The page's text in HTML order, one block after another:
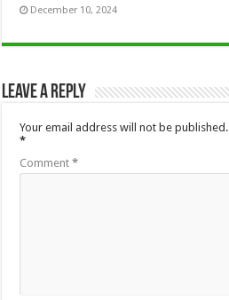
December 10, 2024
Leave a Reply
Your email address will not be published.
*
Comment*